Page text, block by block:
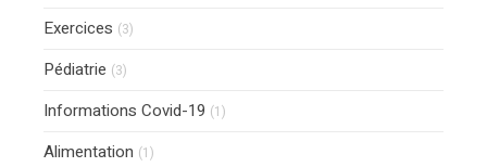
Exercices (3)
Pédiatrie (3)
Informations Covid-19 (1)
Alimentation (1)